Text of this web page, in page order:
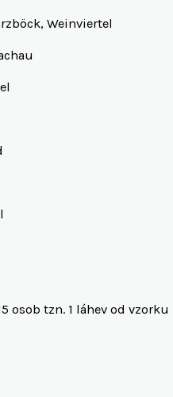
Weinviertel
osob tzn. 1 láhev od vzorku